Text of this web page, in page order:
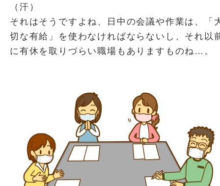
（汗）
それはそうですよね、日中の会議や作業は、「
切な有給」を使わなければならないし、それ以
に有休を取りづらい職場もありますものね…。